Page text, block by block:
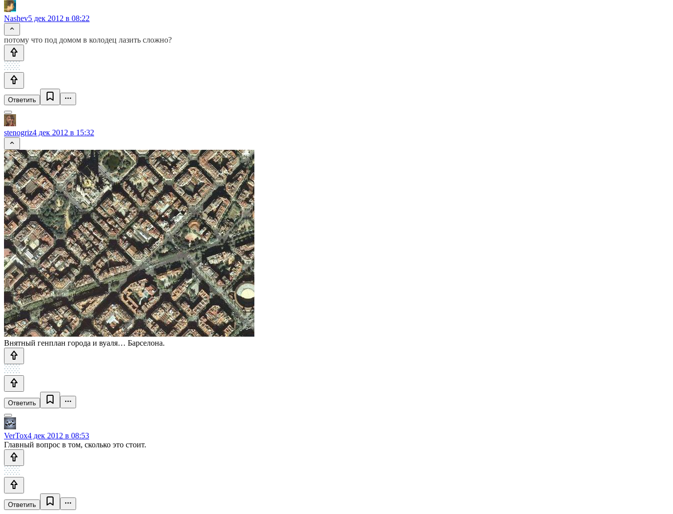
Nashev5 дек 2012 в 08:22
потому что под домом в колодец лазить сложно?
Ответить
stenogriz4 дек 2012 в 15:32
Внятный генплан города и вуаля… Барселона.
Ответить
VerTox4 дек 2012 в 08:53
Главный вопрос в том, сколько это стоит.
Ответить